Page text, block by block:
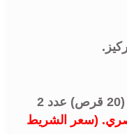
يتوافر على شكل اقراص (20 قرص) عدد 2
مصري. (سعر الشريط